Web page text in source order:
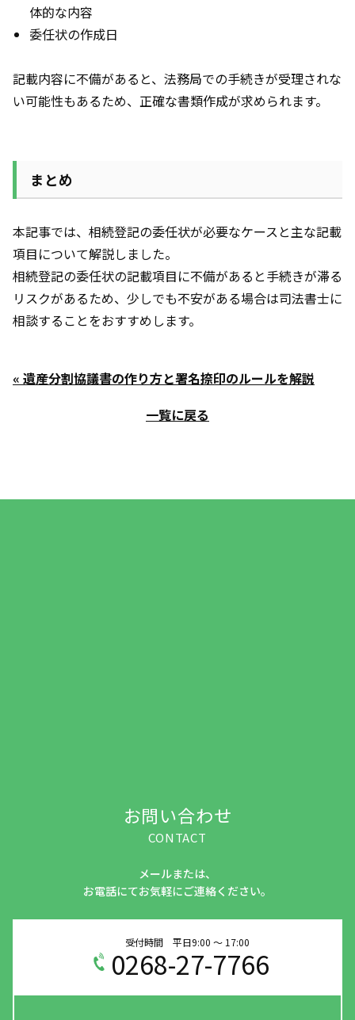
体的な内容
委任状の作成日
記載内容に不備があると、法務局での手続きが受理されな
い可能性もあるため、正確な書類作成が求められます。
まとめ
本記事では、相続登記の委任状が必要なケースと主な記載
項目について解説しました。
相続登記の委任状の記載項目に不備があると手続きが滞る
リスクがあるため、少しでも不安がある場合は司法書士に
相談することをおすすめします。
« 遺産分割協議書の作り方と署名捺印のルールを解説
一覧に戻る
お問い合わせ
CONTACT
メールまたは、
お電話にてお気軽にご連絡ください。
受付時間 平日9:00 ～ 17:00
0268-27-7766